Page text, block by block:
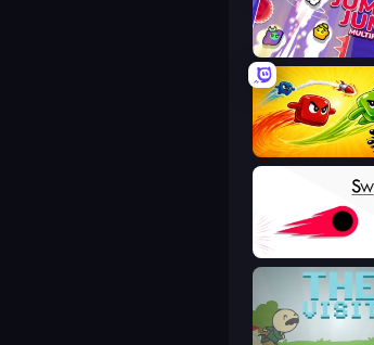
Jelly Dash
Switch!